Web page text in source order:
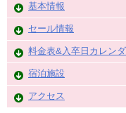
基本情報
セール情報
料金表&入卒日カレン
宿泊施設
アクセス